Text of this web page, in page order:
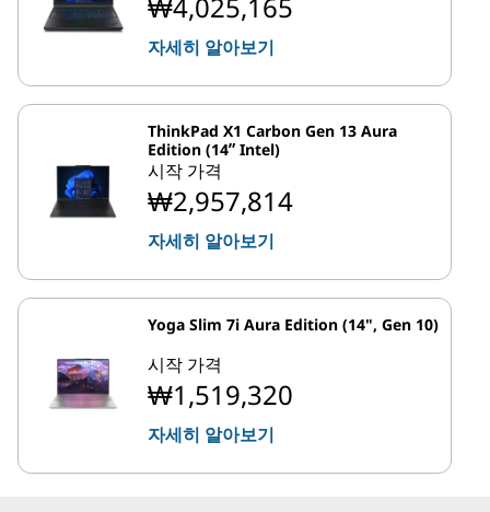
자세히 알아보기
ThinkPad X1 Carbon Gen 13 Aura
Edition (14ʺ Intel)
시작 가격
₩2,957,814
자세히 알아보기
Yoga Slim 7i Aura Edition (14", Gen 10)
시작 가격
₩1,519,320
자세히 알아보기